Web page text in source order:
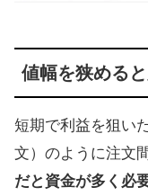
値幅を狭める
短期で利益を狙い
文）のように注文
だと資金が多く必